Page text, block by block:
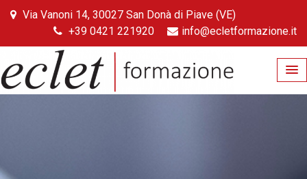
Skip
Via Vanoni 14, 30027 San Donà di Piave (VE)
+39 0421 221920
info@ecletformazione.it